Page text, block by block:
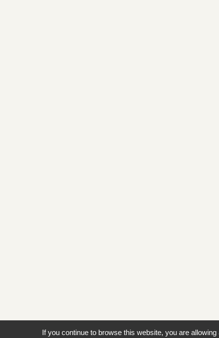
If you continue to browse this website, you are